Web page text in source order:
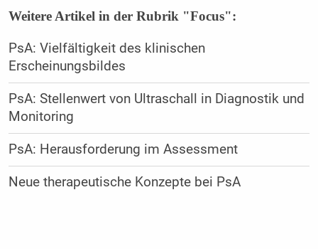
Weitere Artikel in der Rubrik "Focus":
PsA: Vielfältigkeit des klinischen
Erscheinungsbildes
PsA: Stellenwert von Ultraschall in Diagnostik und
Monitoring
PsA: Herausforderung im Assessment
Neue therapeutische Konzepte bei PsA